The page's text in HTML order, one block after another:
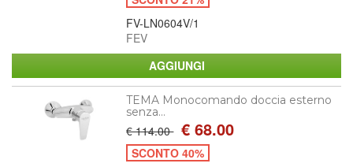
FV-LN0604V/1
FEV
TEMA Monocomando doccia esterno
senza...
€ 114.00 € 68.00
SCONTO 40%